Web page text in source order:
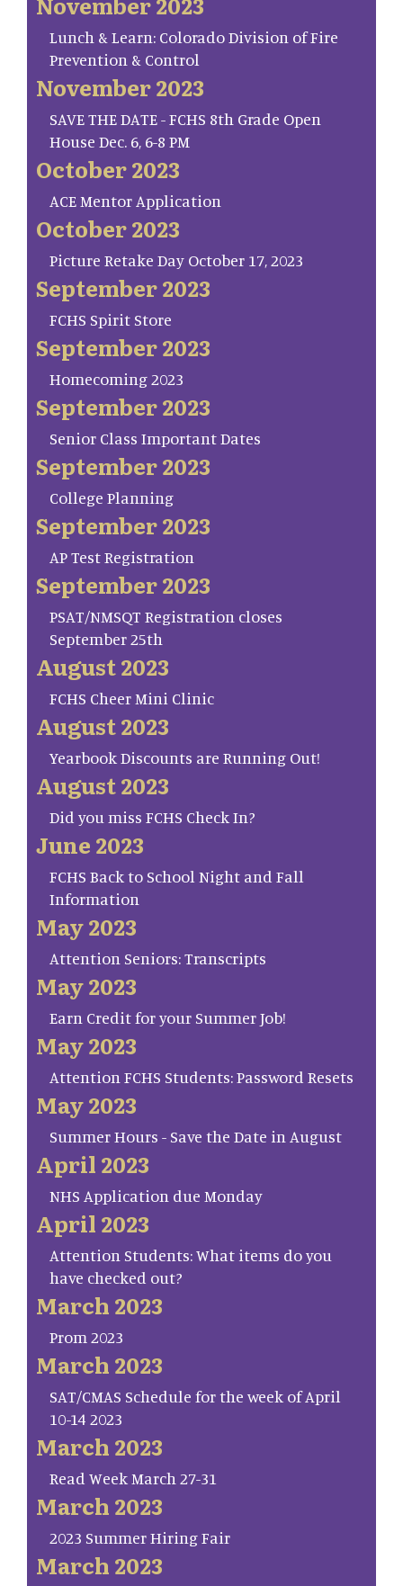
Lunch & Learn: Colorado Division of Fire
Prevention & Control
November 2023
SAVE THE DATE - FCHS 8th Grade Open
House Dec. 6, 6-8 PM
October 2023
ACE Mentor Application
October 2023
Picture Retake Day October 17, 2023
September 2023
FCHS Spirit Store
September 2023
Homecoming 2023
September 2023
Senior Class Important Dates
September 2023
College Planning
September 2023
AP Test Registration
September 2023
PSAT/NMSQT Registration closes
September 25th
August 2023
FCHS Cheer Mini Clinic
August 2023
Yearbook Discounts are Running Out!
August 2023
Did you miss FCHS Check In?
June 2023
FCHS Back to School Night and Fall
Information
May 2023
Attention Seniors: Transcripts
May 2023
Earn Credit for your Summer Job!
May 2023
Attention FCHS Students: Password Resets
May 2023
Summer Hours - Save the Date in August
April 2023
NHS Application due Monday
April 2023
Attention Students: What items do you
have checked out?
March 2023
Prom 2023
March 2023
SAT/CMAS Schedule for the week of April
10-14 2023
March 2023
Read Week March 27-31
March 2023
2023 Summer Hiring Fair
March 2023